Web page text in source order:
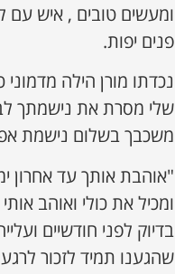
ומעשים טובים , איש עם
פנים יפות.
נכדתו מורן הילה
שלי מסרת את נישמתך
משכבך בשלום נישמת
"אוהבת אותך עד אחרון
ומכיל את כולי ואוהב
בדיוק לפני חודשיים
שהגענו תמיד לזכור